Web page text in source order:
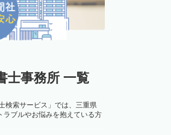
士事務所 一覧
検索サービス」では、三重県
ブルやお悩みを抱えている方